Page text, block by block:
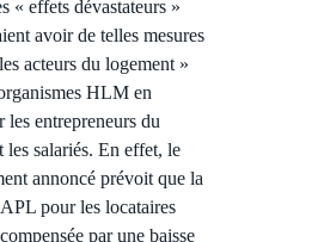
« effets dévastateurs »
avoir de telles mesures
acteurs du logement »
HLM en
les entrepreneurs du
les salariés. En effet, le
annoncé prévoit que la
APL pour les locataires
par une baisse